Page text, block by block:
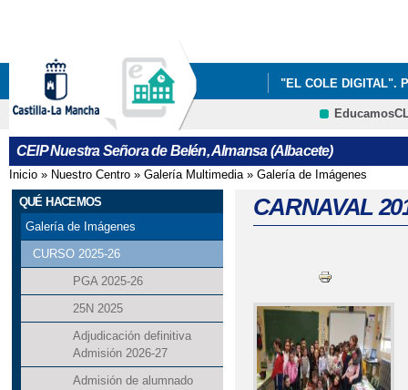
"EL COLE DIGITAL".
INFÓRMATE
CEIP Nuestra Señora de Belén, Almansa (Albacete)
Se encuentra usted aquí
Inicio » Nuestro Centro » Galería Multimedia» Galería de Imágenes
QUÉ HACEMOS
Galería de Imágenes
CURSO 2025-26
PGA 2025-26
25N 2025
Adjudicación definitiva
Admisión 2026-27
Admisión de alumnado
CARNAVAL